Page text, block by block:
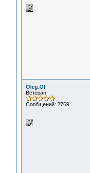
Oleg.Ol
Ветеран
Сообщений: 2769